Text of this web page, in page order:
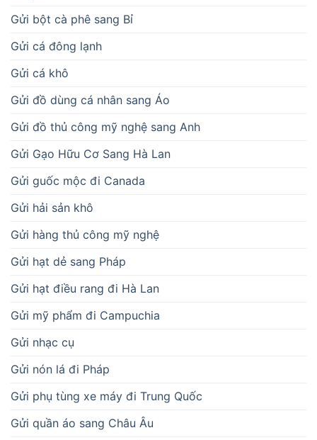
Gửi bột cà phê sang Bỉ
Gửi cá đông lạnh
Gửi cá khô
Gửi đồ dùng cá nhân sang Áo
Gửi đồ thủ công mỹ nghệ sang Anh
Gửi Gạo Hữu Cơ Sang Hà Lan
Gửi guốc mộc đi Canada
Gửi hải sản khô
Gửi hàng thủ công mỹ nghệ
Gửi hạt dẻ sang Pháp
Gửi hạt điều rang đi Hà Lan
Gửi mỹ phẩm đi Campuchia
Gửi nhạc cụ
Gửi nón lá đi Pháp
Gửi phụ tùng xe máy đi Trung Quốc
Gửi quần áo sang Châu Âu